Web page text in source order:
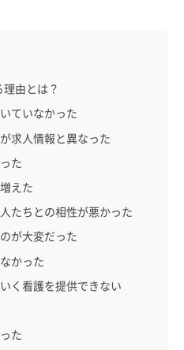
由とは？
ていなかった
求人情報と異なった
た
えた
たちとの相性が悪かった
が大変だった
かった
く看護を提供できない
た